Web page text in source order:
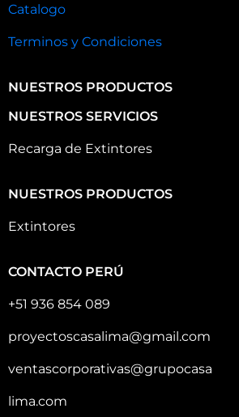
Catalogo
Terminos y Condiciones
NUESTROS PRODUCTOS
NUESTROS SERVICIOS
Recarga de Extintores
NUESTROS PRODUCTOS
Extintores
CONTACTO PERÚ
+51 936 854 089
proyectoscasalima@gmail.com
ventascorporativas@grupocasa
lima.com